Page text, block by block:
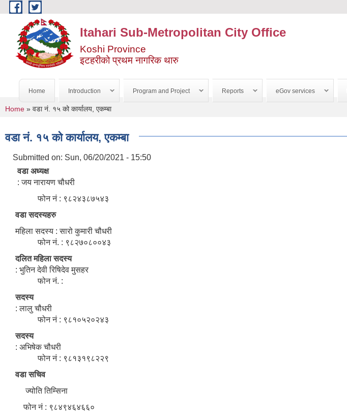
Skip to main content
Itahari Sub-Metropolitan City Office
Koshi Province
इटहरीको प्रथम नागरिक थारु
Home Introduction Program and Project Reports eGov services
You are here
Home » वडा नं. १५ को कार्यालय, एकम्बा
वडा नं. १५ को कार्यालय, एकम्बा
Submitted on: Sun, 06/20/2021 - 15:50
वडा अध्यक्ष
: जय नारायण चौधरी
फोन नं : ९८२४३८७५४३
वडा सदस्यहरु
महिला सदस्य : सारो कुमारी चौधरी
फोन नं. : ९८२७०८००४३
दलित महिला सदस्य
: भुतिन देवी रिषिदेव मुसहर
फोन नं. :
सदस्य
: लालु चौधरी
फोन नं : ९८१०५२०२४३
सदस्य
: अभिषेक चौधरी
फोन नं : ९८१३१९८२२९
वडा सचिव
ज्योति तिम्सिना
फोन नं : ९८४९४६४६६०